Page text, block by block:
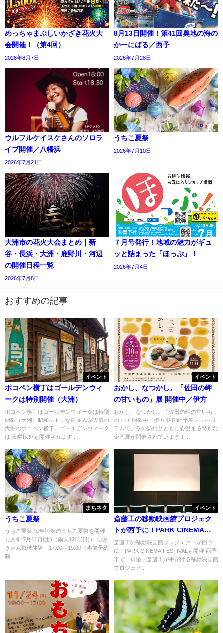
めっちゃまぶしいかざき花火大
会開催！（第4回）
2026年8月7日
8月13日開催！第41回奥地の海の
かーにばる／西予
2026年7月28日
ウルフルケイスケさんのソロラ
イブ開催／八幡浜
2026年7月21日
うちこ夏祭
2026年7月10日
大洲市の花火大会まとめ｜新
谷・長浜・大洲・鹿野川・河辺
の開催日程一覧
2026年7月8日
７月号発行！地域の魅力がギュ
ッと詰まった「ほっぷ」！
2026年7月4日
おすすめの記事
イベント
ポコペン横丁はゴールデンウィ
ークは特別開催（大洲）
ポコペン横丁はゴールデンウィークは特別
開催（大洲）昭和レトロな町並みが人気の
大洲のポコペン横丁。ゴールデンウィーク
は 日曜以外も開催されます...
イベント
おかし、なつかし。「佐田の岬
の甘いもの」展 開催中／伊方
おかし、なつかし。「佐田の岬の甘いも
の」展 開催中／伊方 佐田岬半島ミュージ
アムで、冬の訪れとともに心温まる特別な
企画展が開催されています！...
まちネタ
うちこ夏祭
うちこ夏祭 毎年恒例のうちこ夏祭を開催
します 7月11日(土)（雨天12日(日)） 〇み
きゃん気球体験 17:00～19:00（事前予約
制 ...
イベント
斎藤工の移動映画館プロジェク
トが西予に！PARK CINEMA
FESTIVALも開催
斎藤工の移動映画館プロジェクトが西予
に！PARK CINEMA FESTIVALも開催 西予
市で、俳優・斎藤工が手がける移動映画館
プロジェク...